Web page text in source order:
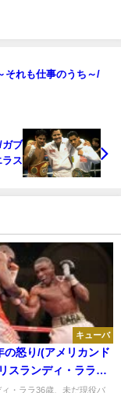
それも仕事のうち～/
ガブ
ラス
キューバ
の怒り/(アメリカンド
スランディ・ララ
ィ・ララ36歳、未だ現役バ